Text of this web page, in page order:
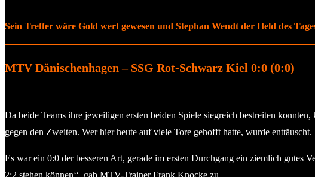
Sein Treffer wäre Gold wert gewesen und Stephan Wendt der Held des
MTV Dänischenhagen – SSG Rot-Schwarz Kiel 0:0 (0:0)
Da beide Teams ihre jeweiligen ersten beiden Spiele siegreich bestreiten
gegen den Zweiten. Wer hier heute auf viele Tore gehofft hatte, wurde enttäuscht.
Es war ein 0:0 der besseren Art, gerade im ersten Durchgang ein ziemlich gutes
2:2 stehen können‘‘, gab MTV-Trainer Frank Knocke zu.